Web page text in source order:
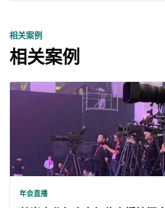
相关案例
相关案例
年会直播